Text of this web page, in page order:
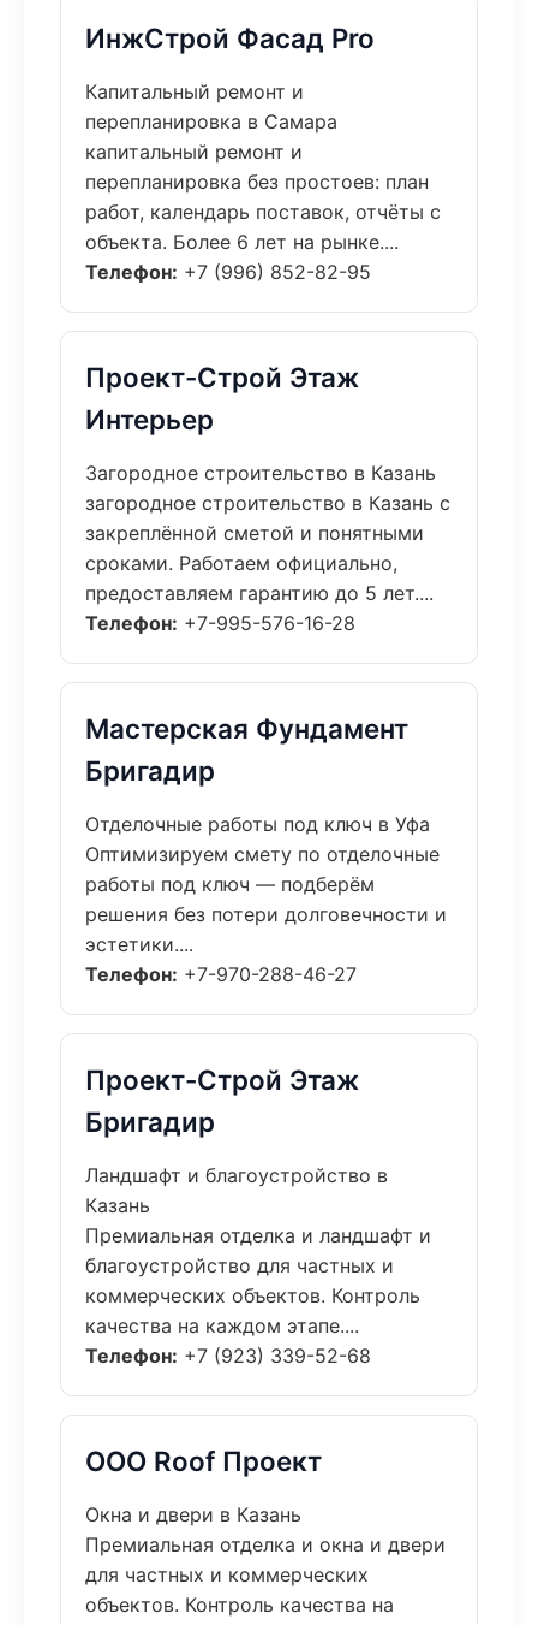
ИнжСтрой Фасад Pro
Капитальный ремонт и
перепланировка в Самара
капитальный ремонт и
перепланировка без простоев: план
работ, календарь поставок, отчёты с
объекта. Более 6 лет на рынке....
Телефон: +7 (996) 852-82-95
Проект-Строй Этаж
Интерьер
Загородное строительство в Казань
загородное строительство в Казань с
закреплённой сметой и понятными
сроками. Работаем официально,
предоставляем гарантию до 5 лет....
Телефон: +7-995-576-16-28
Мастерская Фундамент
Бригадир
Отделочные работы под ключ в Уфа
Оптимизируем смету по отделочные
работы под ключ — подберём
решения без потери долговечности и
эстетики....
Телефон: +7-970-288-46-27
Проект-Строй Этаж
Бригадир
Ландшафт и благоустройство в
Казань
Премиальная отделка и ландшафт и
благоустройство для частных и
коммерческих объектов. Контроль
качества на каждом этапе....
Телефон: +7 (923) 339-52-68
ООО Roof Проект
Окна и двери в Казань
Премиальная отделка и окна и двери
для частных и коммерческих
объектов. Контроль качества на